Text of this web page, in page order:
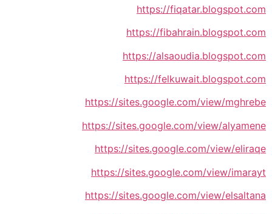
https://fiqatar.blogspot.com
https://fibahrain.blogspot.com
https://alsaoudia.blogspot.com
https://felkuwait.blogspot.com
https://sites.google.com/view/mghrebe
https://sites.google.com/view/alyamene
https://sites.google.com/view/eliraqe
https://sites.google.com/view/imarayt
https://sites.google.com/view/elsaltana